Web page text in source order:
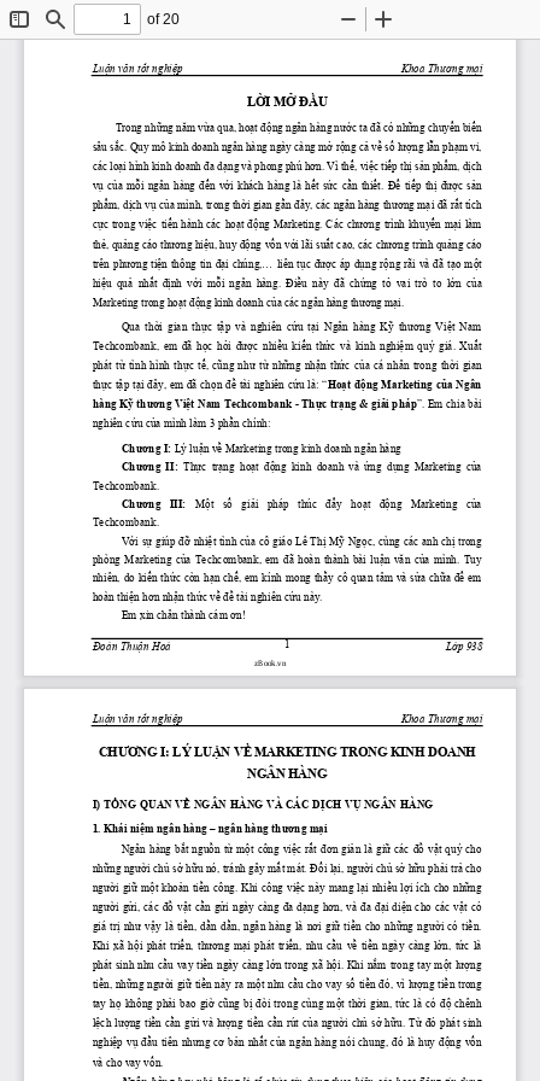
ToggleFind
of 20
Zoom
Luận văn tốt nghiệp Khoa Thương mại
Đoàn Thuận Hoà Lớp 938
1
LỜI MỞ ĐẦU
Trong những năm vừa qua, hoạt động ngân hàng nước ta đã có những chuyển biến
sâu sắc. Quy mô kinh doanh ngân hàng ngày càng mở rộng cả về số lượng lẫn phạm vi,
các loại hình kinh doanh đa dạng và phong phú hơn. Vì thế , việc tiếp thị sản phẩm, dịch
vụ
  c
ủa  mỗi  ngân  hàng đến  với  khách  hàng  là  hết  sức  cần  thiết. Để
  ti
ếp  thị được  sản
phẩm, dịch vụ của mình, trong thời gian gần đây, các ngân hàng thương mại đã rất tích
cực  trong  việc  tiến  hành  các  hoạt động  Marketing.  Các  chương  trình  khuyến  mại  làm
thẻ, quảng cáo thương hiệu, huy động vốn với lãi suất cao, các chương trình quảng cáo
trên phương tiện thông tin đại chúng,... liên tục được áp dụng rộng rãi và đã tạo một
hiệu  quả
  nh
ất định  với  mỗi  ngân  hàng. Điều  này đã  chứng  tỏ
  vai  trò  to  l
ớn  của
Marketing trong hoạt động kinh doanh của các ngân hàng thương mại.
Qua thời
  gian
thực tập
  và  nghiên
cứu tại
  Ngân  hàng
Kỹ thương Việt
  Nam
Techcombank,  em đã học hỏi được nhiều kiến thức
  và  kinh
nghiệm
  quý  giá.
Xuất
phát từ
  tình  hình
thực tế, cũng như từ những nhận thức của
  cá  nhân  trong
thời
  gian
thực tập tại đây, em đã chọn đề tài nghiên cứu là: “Hoạt động Marketing của Ngân
hàng Kỹ thương Việt Nam Techcombank - Thực trạng & giải pháp”. Em chia bài
nghiên cứu của mình làm 3 phần chính:
Chương I: Lý luận về Marketing trong kinh doanh ngân hàng
Chương
  II:
Thực trạng hoạt động
  kinh  doanh  và
ứng dụng
  Marketing
của
Techcombank.
Chương
   III:
Một số giải
   pháp   thúc
đẩy hoạt động
   Marketing
của
Techcombank.
Với sự giúp đỡ nhiệt tình của cô giáo Lê Thị Mỹ Ngọc, cùng các anh chị trong
phòng  Marketing của
  Techcombank,  em
đã
  hoàn  thành  bài
luận văn của
  mình.  Tuy
nhiên, do kiến thức còn hạn chế, em kính mong thầy cô quan tâm và sửa chữa để em
hoàn thiện hơn nhận thức về đề tài nghiên cứu này.
Em xin chân thành cám ơn!
zBook.vn
Luận văn tốt nghiệp Khoa Thương mại
CHƯƠNG I: LÝ LUẬN VỀ MARKETING TRONG KINH DOANH
NGÂN HÀNG
I) TỔNG QUAN VỀ NGÂN HÀNG VÀ CÁC DỊCH VỤ NGÂN HÀNG
1. Khái niệm ngân hàng – ngân hàng thương mại
Ngân hàng bắt nguồn từ một công việc rất đơn giản là giữ các đồ vật quý cho
những người chủ sở hữu nó, tránh gây mất mát. Đổi lại, người chủ sở hữu phải trả cho
người giữ một khoản tiền công. Khi công việc này mang lại nhiều lợi ích cho những
người gửi, các đồ vật cần gửi ngày càng đa dạng hơn, và đa đại diện cho các vật có
giá trị như vậy
  là
tiền, dần dần,
  ngân  hàng  là
nơi giữ tiền
  cho
những người
  có
tiền.
Khi  xã hội
  phát
triển, thương mại
  phát
triển,
  nhu
cầu về tiền
  ngày  càng
lớn, tức
  là
phát sinh nhu cầu vay tiền ngày càng lớn trong xã hội. Khi nắm trong tay một lượng
tiền, những người giữ tiền nảy ra một nhu cầu cho vay số tiền đó, vì lượng tiền trong
tay họ
  không
phải
  bao
giờ cũng bị đòi
  trong  cùng
một thời
  gian,
tức
  là  có
độ
  chênh
lệch lượng tiền cần gửi và lượng tiền cần rút của người chủ sở hữu. Từ đó phát sinh
nghiệp vụ đầu tiên nhưng cơ bản nhất của ngân hàng nói chung, đó là huy động vốn
và cho vay vốn.